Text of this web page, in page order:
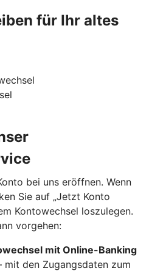
für Ihr altes
bei uns eröffnen. Wenn
Sie auf „Jetzt Konto
Kontowechsel loszulegen.
vorgehen:
mit Online-Banking
mit den Zugangsdaten zum